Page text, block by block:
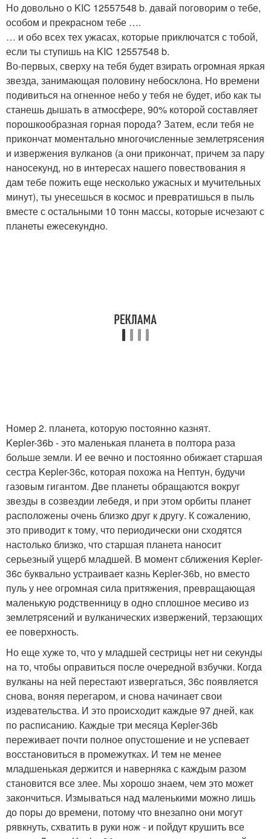
Но довольно о KIC 12557548 b. давай поговорим о тебе,
особом и прекрасном тебе ….
… и обо всех тех ужасах, которые приключатся с тобой,
если ты ступишь на KIC 12557548 b.
Во-первых, сверху на тебя будет взирать огромная яркая
звезда, занимающая половину небосклона. Но времени
подивиться на огненное небо у тебя не будет, ибо как ты
станешь дышать в атмосфере, 90% которой составляет
порошкообразная горная порода? Затем, если тебя не
прикончат моментально многочисленные землетрясения
и извержения вулканов (а они прикончат, причем за пару
наносекунд, но в интересах нашего повествования я
дам тебе пожить еще несколько ужасных и мучительных
минут), ты унесешься в космос и превратишься в пыль
вместе с остальными 10 тонн массы, которые исчезают с
планеты ежесекундно.
Номер 2. планета, которую постоянно казнят.
Kepler-36b - это маленькая планета в полтора раза
больше земли. И ее вечно и постоянно обижает старшая
сестра Kepler-36c, которая похожа на Нептун, будучи
газовым гигантом. Две планеты обращаются вокруг
звезды в созвездии лебедя, и при этом орбиты планет
расположены очень близко друг к другу. К сожалению,
это приводит к тому, что периодически они сходятся
настолько близко, что старшая планета наносит
серьезный ущерб младшей. В момент сближения Kepler-
36c буквально устраивает казнь Kepler-36b, но вместо
пуль у нее огромная сила притяжения, превращающая
маленькую родственницу в одно сплошное месиво из
землетрясений и вулканических извержений, терзающих
ее поверхность.
Но еще хуже то, что у младшей сестрицы нет ни секунды
на то, чтобы оправиться после очередной взбучки. Когда
вулканы на ней перестают извергаться, 36c появляется
снова, воняя перегаром, и снова начинает свои
издевательства. И это происходит каждые 97 дней, как
по расписанию. Каждые три месяца Kepler-36b
переживает почти полное опустошение и не успевает
восстановиться в промежутках. И тем не менее
младшенькая держится и наверняка с каждым разом
становится все злее. Мы хорошо знаем, чем это может
закончиться. Измываться над маленькими можно лишь
до поры до времени, потому что внезапно они могут
рявкнуть, схватить в руки нож - и пойдут крушить все